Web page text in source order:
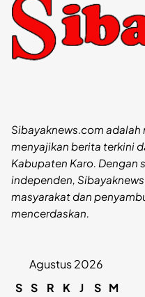
Sibayaknews.com
menyajikan berita terkini
Kabupaten Karo. Dengan
independen,
masyarakat dan
mencerdaskan.
Agustus 2026
S S R K J S M